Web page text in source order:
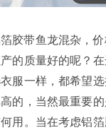
胶带鱼龙混杂，价
的质量好的呢？
服一样，都希望选
的，当然最重要
用。当在考虑铝